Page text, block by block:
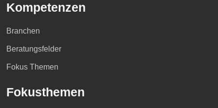
Kompetenzen
Branchen
Beratungsfelder
Fokus Themen
Fokusthemen